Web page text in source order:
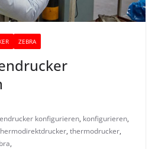
ZEBRA
konfigurieren, konfigurieren,
, thermodrucker,
,